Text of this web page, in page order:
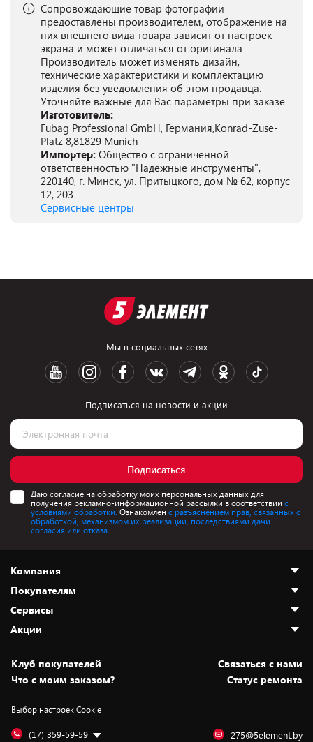
Сопровождающие товар фотографии
предоставлены производителем, отображение на
них внешнего вида товара зависит от настроек
экрана и может отличаться от оригинала.
Производитель может изменять дизайн,
технические характеристики и комплектацию
изделия без уведомления об этом продавца.
Уточняйте важные для Вас параметры при заказе.
Изготовитель:
Fubag Professional GmbH, Германия,Konrad-Zuse-
Platz 8,81829 Munich
Импортер: Общество с ограниченной
ответственностью "Надёжные инструменты",
220140, г. Минск, ул. Притыцкого, дом № 62, корпус
12, 203
Сервисные центры
Мы в социальных сетях
Подписаться на новости и акции
Подписаться
Даю согласие на обработку моих персональных данных для
получения рекламно-информационной рассылки в соответствии с
условиями обработки. Ознакомлен с разъяснением прав, связанных с
обработкой, механизмом их реализации, последствиями дачи
согласия или отказа.
Компания
О нас
Адреса магазинов
Новости
Статьи и обзоры
Вакансии
Дай пять добру!
Покупателям
Как сделать заказ
Оплата и доставка
Безналичный расчёт
Обмен и возврат товара
Обработка персональных данных
Подарочные карты
Сервисы
Установка техники
Для игровых консолей
Для мобильных устройств
Для компьютеров
Акции
Скидки и промокоды
Белорусские товары
Бонусы
Оплата частями
Клуб покупателей
Cвязаться с нами
Что с моим заказом?
Статус ремонта
Выбор настроек Cookie
(17) 359-59-59 275@5element.by